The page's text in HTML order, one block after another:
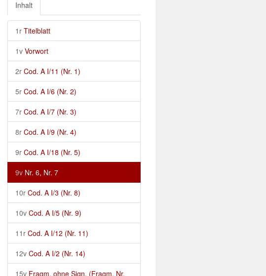
Inhalt
1r Titelblatt
1v Vorwort
2r Cod. A I/11 (Nr. 1)
5r Cod. A I/6 (Nr. 2)
7r Cod. A I/7 (Nr. 3)
8r Cod. A I/9 (Nr. 4)
9r Cod. A I/18 (Nr. 5)
9v Nr. 6, Nr. 7
10r Cod. A I/3 (Nr. 8)
10v Cod. A I/5 (Nr. 9)
11r Cod. A I/12 (Nr. 11)
12v Cod. A I/2 (Nr. 14)
15v Fragm. ohne Sign. (Fragm. Nr.